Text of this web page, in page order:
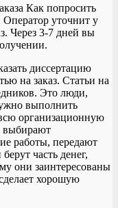
Как попросить
уточнит у
Через 3-7 дней вы
диссертацию
на заказ. Статьи на
Это люди,
выполнить
организационную
выбирают
работы, передают
часть денег,
они заинтересованы
хорошую